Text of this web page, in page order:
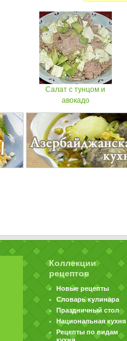
Салат с тунцом и
авокадо
Коллекции
рецептов
Новые рецепты
Словарь кулинара
Праздничный стол
Национальная кухня
Рецепты по видам